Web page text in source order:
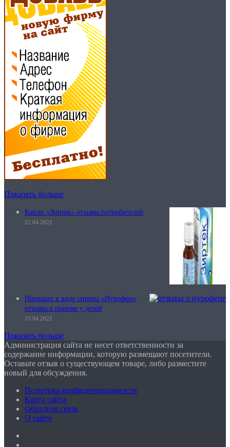
Показать больше
Капли «Зиртек» отзывы потребителей
22.04.2022
Препарат в виде сиропа «Нурофен»
отзывы о приеме у детей
15.04.2022
Показать больше
Администрация сайта не несет ответственности за
содержание информации, которую размещают посетители.
Оставьте отзыв о существующем товаре, либо разместите
новый для обсуждения.
Политика конфиденциальности
Карта сайта
Обратная связь
О сайте